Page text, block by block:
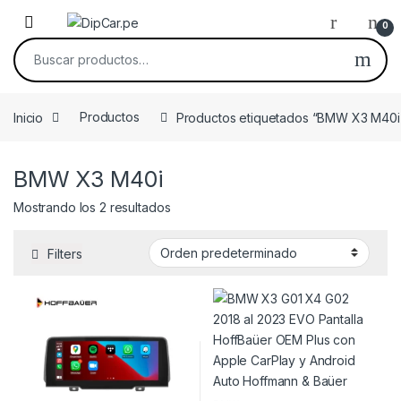
Skip to navigation
Skip to content
0
Buscar por:
Inicio Productos Productos etiquetados “BMW X3
BMW X3 M40i
Mostrando los 2 resultados
Filters